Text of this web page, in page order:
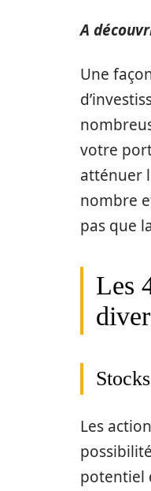
A
Une
votre
atténuer
nombre
pas que
Les
Les
potentiel